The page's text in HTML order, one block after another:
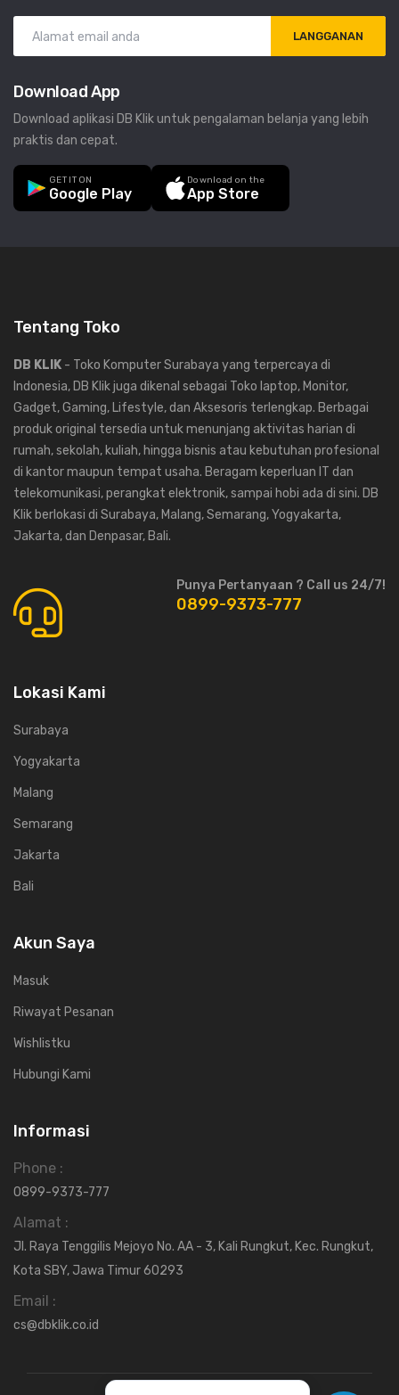
LANGGANAN
Download App
Download aplikasi DB Klik untuk pengalaman belanja yang lebih
praktis dan cepat.
GET IT ON
Google Play
Download on the
App Store
Tentang Toko
DB KLIK - Toko Komputer Surabaya yang terpercaya di
Indonesia, DB Klik juga dikenal sebagai Toko laptop, Monitor,
Gadget, Gaming, Lifestyle, dan Aksesoris terlengkap. Berbagai
produk original tersedia untuk menunjang aktivitas harian di
rumah, sekolah, kuliah, hingga bisnis atau kebutuhan profesional
di kantor maupun tempat usaha. Beragam keperluan IT dan
telekomunikasi, perangkat elektronik, sampai hobi ada di sini. DB
Klik berlokasi di Surabaya, Malang, Semarang, Yogyakarta,
Jakarta, dan Denpasar, Bali.
Punya Pertanyaan ? Call us 24/7!
0899-9373-777
Lokasi Kami
Surabaya
Yogyakarta
Malang
Semarang
Jakarta
Bali
Akun Saya
Masuk
Riwayat Pesanan
Wishlistku
Hubungi Kami
Informasi
Phone :
0899-9373-777
Alamat :
Jl. Raya Tenggilis Mejoyo No. AA - 3, Kali Rungkut, Kec. Rungkut,
Kota SBY, Jawa Timur 60293
Email :
cs@dbklik.co.id